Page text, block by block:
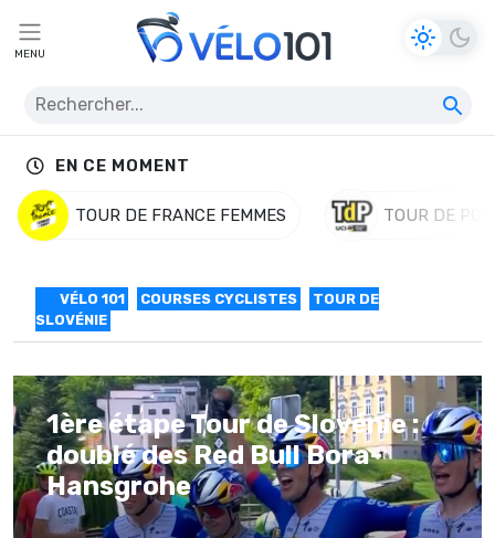
MENU
EN CE MOMENT
TOUR DE FRANCE FEMMES TOUR DE
VÉLO 101 COURSES CYCLISTES
TOUR DE
SLOVÉNIE
1ère étape Tour de Slovénie :
doublé des Red Bull Bora-
Hansgrohe